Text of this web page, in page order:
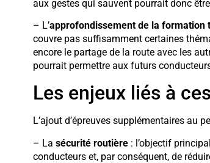
aux gestes qui sauvent pourrait donc
– L’approfondissement de la formation
couvre pas suffisamment certaines
encore le partage de la route avec les
pourrait permettre aux futurs
Les enjeux liés à
L’ajout d’épreuves supplémentaires au
– La sécurité routière: l’objectif
conducteurs et, par conséquent, de